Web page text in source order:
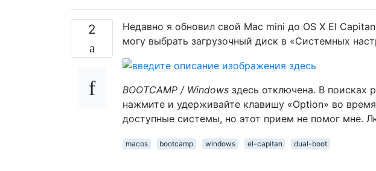
2
Недавно я обновил свой Mac mini до OS X El
могу выбрать загрузочный диск в «Системных
BOOTCAMP / Windows здесь отключена. В поисках
нажмите и удерживайте клавишу «Option» во
доступные системы, но этот прием не помог мне.
macos bootcamp windows el-capitan dual-boot